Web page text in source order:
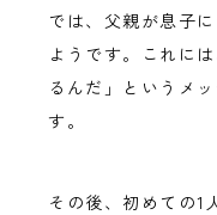
では、父親が息子
ようです。これに
るんだ」というメ
す。
その後、初めての1